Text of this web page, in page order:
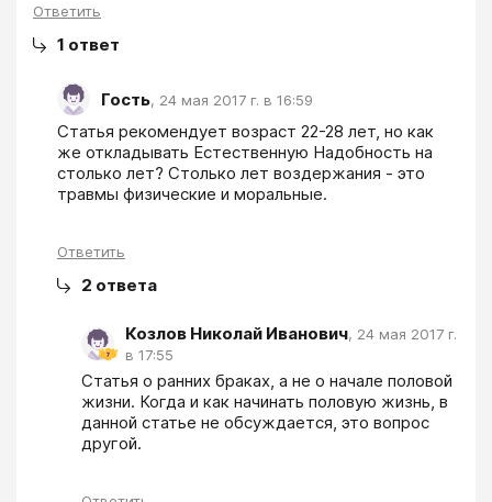
Ответить
1 ответ
Гость, 24 мая 2017 г. в 16:59
Статья рекомендует возраст 22-28 лет, но как
же откладывать Естественную Надобность на
столько лет? Столько лет воздержания - это
травмы физические и моральные.
Ответить
2 ответа
Козлов Николай Иванович, 24 мая 2017 г.
в 17:55
Статья о ранних браках, а не о начале половой
жизни. Когда и как начинать половую жизнь, в
данной статье не обсуждается, это вопрос
другой.